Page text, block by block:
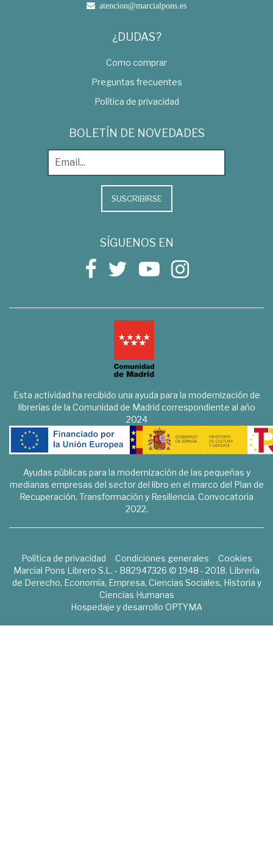
atencion@marcialpons.es
¿DUDAS?
Como comprar
Preguntas frecuentes
Política de privacidad
BOLETÍN DE NOVEDADES
SUSCRIBIRSE
SÍGUENOS EN
Esta actividad ha recibido una ayuda para la modernización de
librerías de la Comunidad de Madrid correspondiente al año
2024
Ayudas públicas para la modernización de las pequeñas y
medianas empresas del sector del libro en el marco del Plan de
Recuperación, Transformación y Resiliencia. Convocatoria
2022.
Política de privacidad Condiciones generales
Cookies
Marcial Pons Librero S.L. - B82947326 © 1948 - 2018. Librería
de Derecho, Economía, Empresa, Ciencias Sociales, Historia y
Ciencias Humanas
Hospedaje y desarrollo OPTYMA